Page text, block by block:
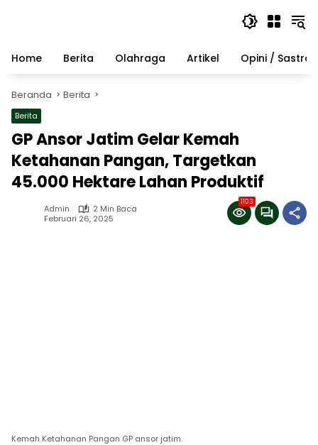
Home
Berita Olahraga Artikel Opini / Sastra
Beranda Berita
Berita
GP Ansor Jatim Gelar Kemah
Ketahanan Pangan, Targetkan
45.000 Hektare Lahan Produktif
Admin
2 Min Baca
Februari 26, 2025
1103
Kemah Ketahanan Pangan GP ansor jatim.